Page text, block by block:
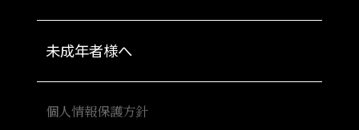
未成年者様へ
個人情報保護方針